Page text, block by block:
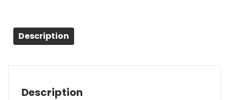
Description
Description